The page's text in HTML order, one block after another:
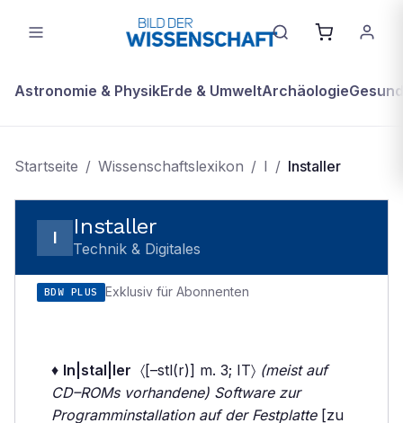
Astronomie & PhysikErde & UmweltArchäologie
Startseite / Wissenschaftslexikon / I / Installer
I Installer
Technik & Digitales
BDW PLUS Exklusiv für Abonnenten
♦ In|stal|ler 〈[–stl(r)] m. 3; IT〉 (meist auf
CD–ROMs vorhandene) Software zur
Programminstallation auf der Festplatte[zu